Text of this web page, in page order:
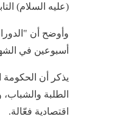
(عليه السلام)
وأوضح أن
أسبوعين في
الطلبة
اقتصادية فعّالة.